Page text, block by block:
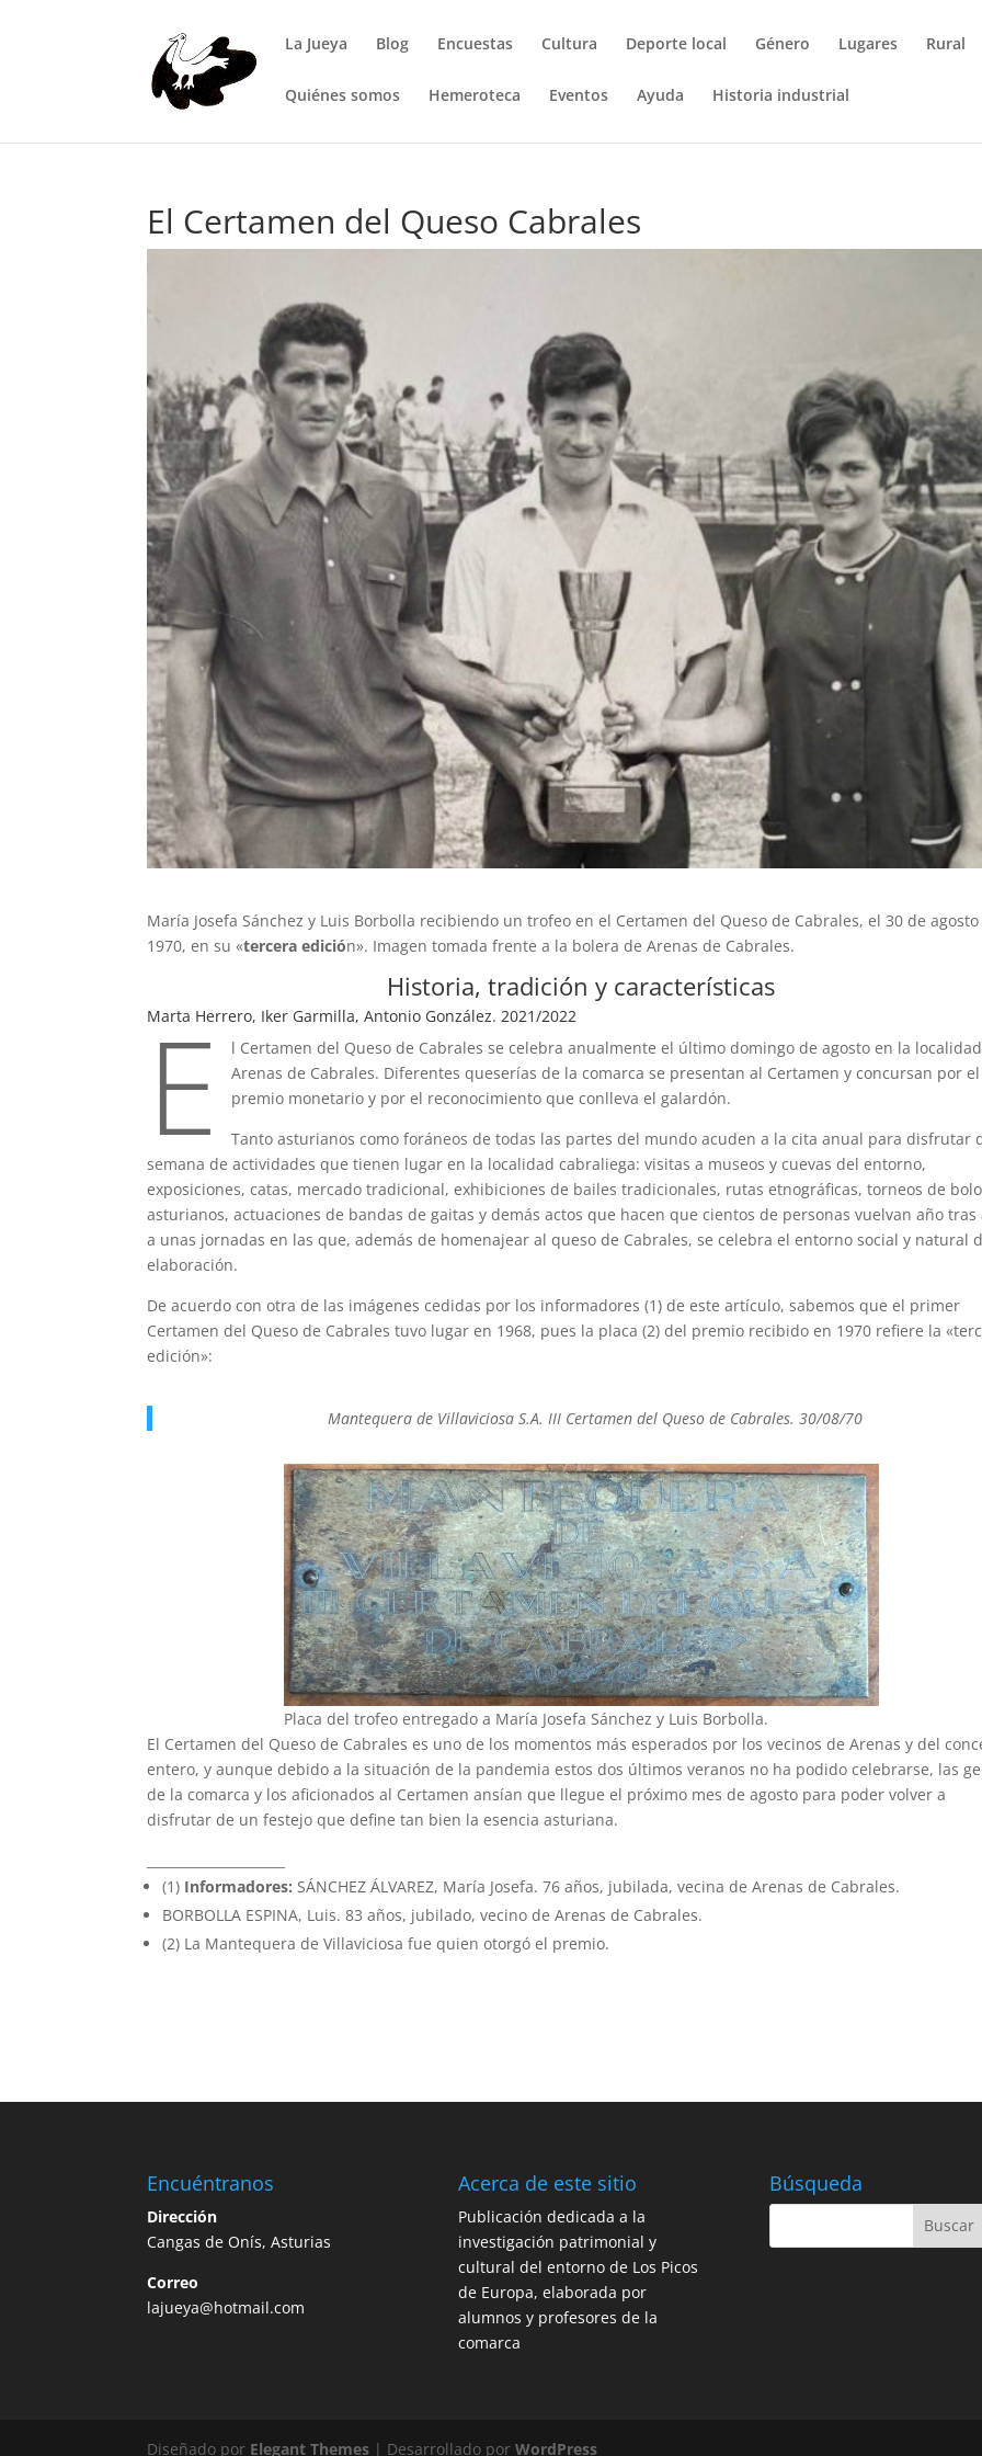
La Jueya Blog Encuestas Cultura Deporte local Género Lugares Rural
Quiénes somos Hemeroteca Eventos Ayuda Historia industrial
El Certamen del Queso Cabrales
María Josefa Sánchez y Luis Borbolla recibiendo un trofeo en el Certamen del Queso de Cabrales, el 30 de agosto
1970, en su «tercera edición». Imagen tomada frente a la bolera de Arenas de Cabrales.
Historia, tradición y características
Marta Herrero, Iker Garmilla, Antonio González. 2021/2022
E
l Certamen del Queso de Cabrales se celebra anualmente el último domingo de agosto en la
Arenas de Cabrales. Diferentes queserías de la comarca se presentan al Certamen y concursan por el
premio monetario y por el reconocimiento que conlleva el galardón.
Tanto asturianos como foráneos de todas las partes del mundo acuden a la cita anual para disfrutar
semana de actividades que tienen lugar en la localidad cabraliega: visitas a museos y cuevas del entorno,
exposiciones, catas, mercado tradicional, exhibiciones de bailes tradicionales, rutas etnográficas, torneos de
asturianos, actuaciones de bandas de gaitas y demás actos que hacen que cientos de personas vuelvan año tras
a unas jornadas en las que, además de homenajear al queso de Cabrales, se celebra el entorno social y natural
elaboración.
De acuerdo con otra de las imágenes cedidas por los informadores (1) de este artículo, sabemos que el primer
Certamen del Queso de Cabrales tuvo lugar en 1968, pues la placa (2) del premio recibido en 1970 refiere la
edición»:
Mantequera de Villaviciosa S.A. III Certamen del Queso de Cabrales. 30/08/70
Placa del trofeo entregado a María Josefa Sánchez y Luis Borbolla.
El Certamen del Queso de Cabrales es uno de los momentos más esperados por los vecinos de Arenas y del
entero, y aunque debido a la situación de la pandemia estos dos últimos veranos no ha podido celebrarse, las
de la comarca y los aficionados al Certamen ansían que llegue el próximo mes de agosto para poder volver a
disfrutar de un festejo que define tan bien la esencia asturiana.
(1) Informadores:SÁNCHEZ ÁLVAREZ, María Josefa. 76 años, jubilada, vecina de Arenas de Cabrales.
BORBOLLA ESPINA, Luis. 83 años, jubilado, vecino de Arenas de Cabrales.
(2) La Mantequera de Villaviciosa fue quien otorgó el premio.
Encuéntranos
Dirección
Cangas de Onís, Asturias
Correo
lajueya@hotmail.com
Acerca de este sitio
Publicación dedicada a la
investigación patrimonial y
cultural del entorno de Los Picos
de Europa, elaborada por
alumnos y profesores de la
comarca
Búsqueda
Diseñado por Elegant Themes | Desarrollado porWordPress